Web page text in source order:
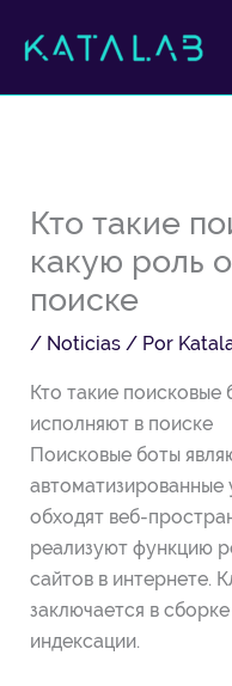
Кто такие
какую роль
поиске
/ Noticias / Por
Кто такие поисковые
исполняют в поиске
Поисковые боты
автоматизированные
обходят веб-
реализуют функцию
сайтов в интернете.
заключается в
индексации.